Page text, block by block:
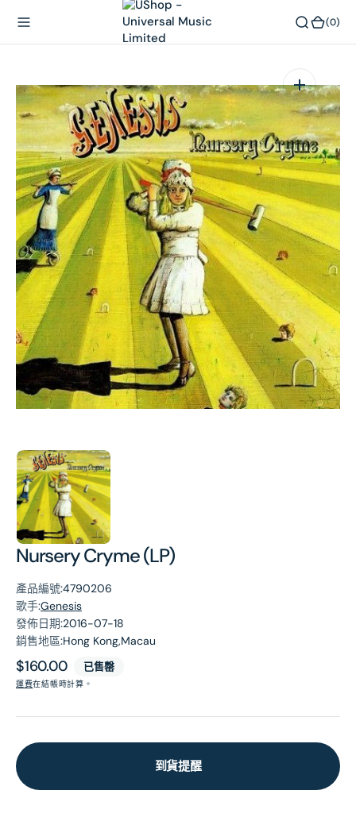
(0)
Nursery Cryme (LP)
產品編號:4790206
歌手:Genesis
發佈日期:2016-07-18
銷售地區:Hong Kong,Macau
原
價
$160.00 已售罄
運費在結帳時計算。
到貨提醒
在
相
簿
中
開
啟
第
1
張